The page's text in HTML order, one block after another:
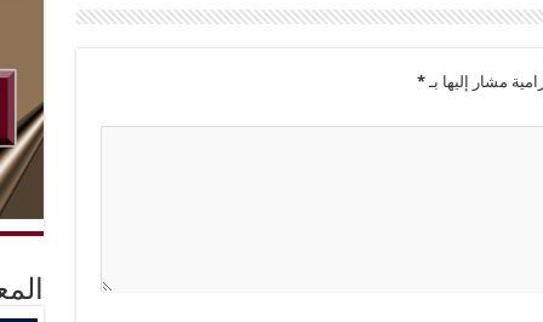
مشار إليها بـ*